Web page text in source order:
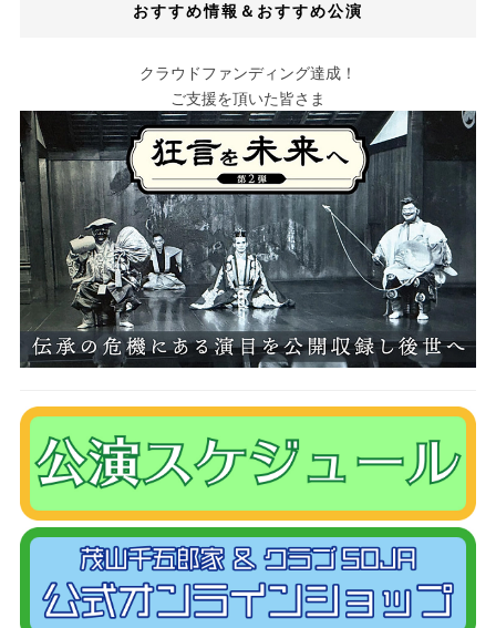
おすすめ情報＆おすすめ公演
クラウドファンディング達成！
ご支援を頂いた皆さま